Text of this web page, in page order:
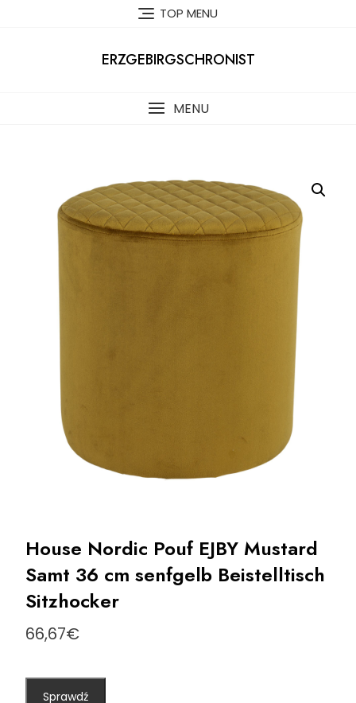
TOP MENU
ERZGEBIRGSCHRONIST
MENU
House Nordic Pouf EJBY Mustard
Samt 36 cm senfgelb Beistelltisch
Sitzhocker
66,67€
Sprawdź